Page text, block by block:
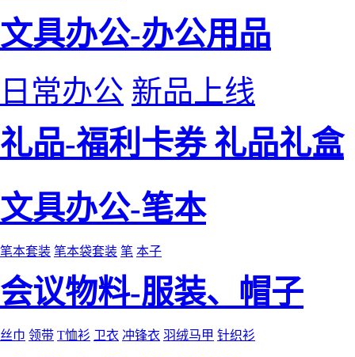
文具办公-办公用品
日常办公 新品上线
礼品-福利卡券 礼品礼盒
文具办公-笔本
笔本套装 笔本袋套装 笔 本子
会议物料-服装、帽子
丝巾 领带 T恤衫 卫衣 冲锋衣 羽绒马甲 针织衫